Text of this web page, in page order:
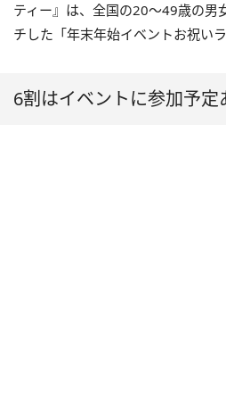
ティー』は、全国の20〜49歳の男
チした「年末年始イベントお祝い
6割はイベントに参加予定